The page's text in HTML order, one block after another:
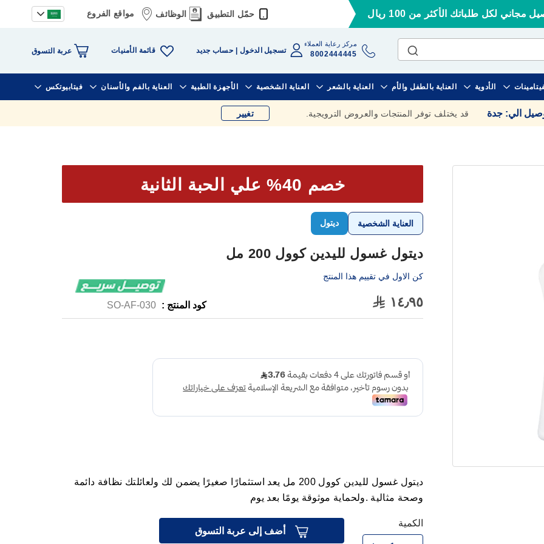
مجاني لكل طلباتك الأكثر من 100 ريال حمّل التطبيق الوظائف مواقع الفروع
مركز رعاية العملاء
8002444445 تسجيل الدخول حساب جديد قائمة الأمنيات عربة التسوق
الأدوية العناية بالطفل والأم العناية بالشعر العناية الشخصية الأجهزة الطبية العناية بالفم والأسنان فيتابيوتكس
الي: جدة قد يختلف توفر المنتجات والعروض الترويجية. تغيير
خصم 40% علي الحبة الثانية
العناية الشخصية ديتول
ديتول غسول لليدين كوول 200 مل
كن الاول في تقييم هذا المنتج
١٤٫٩٥ كود المنتج : SO-AF-030
ديتول غسول لليدين كوول 200 مل يعد استثمارًا صغيرًا يضمن لك ولعائلتك نظافة دائمة
وصحة مثالية .ولحماية موثوقة يومًا بعد يوم
الكمية
أضف إلى عربة التسوق